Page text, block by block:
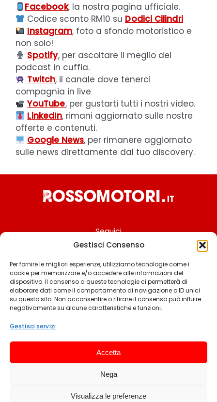
Gestisci Consenso
Per fornire le migliori esperienze, utilizziamo tecnologie come i
cookie per memorizzare e/o accedere alle informazioni del
dispositivo. Il consenso a queste tecnologie ci permetterà di
elaborare dati come il comportamento di navigazione o ID unici
su questo sito. Non acconsentire o ritirare il consenso può influire
negativamente su alcune caratteristiche e funzioni.
Gestisci servizi
Accetta
Nega
Visualizza le preferenze
Facebook, la nostra pagina ufficiale.
Codice sconto RM10 su Dodici Cilindri
Instagram, foto a sfondo motoristico e
non solo!
Spotify, per ascoltare il meglio dei
podcast in cuffia.
Twitch, il canale dove tenerci
compagnia in live
YouTube, per gustarti tutti i nostri video.
LinkedIn, rimani aggiornato sulle nostre
offerte e contenuti.
Google News, per rimanere aggiornato
sulle news direttamente dal tuo discovery.
Seguici
Chi siamo
Contattaci
Termini & Condizioni
Privacy policy
© 2025 Rossomotori.it. Tutti i diritti riservati.